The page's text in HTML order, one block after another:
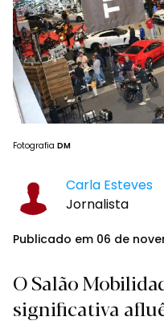
Fotografia DM
Carla Esteves
Jornalista
Publicado em 06 de
O Salão
significativa